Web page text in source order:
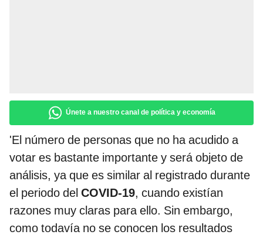
Únete a nuestro canal de política y economía
'El número de personas que no ha acudido a
votar es bastante importante y será objeto de
análisis, ya que es similar al registrado durante
el periodo del COVID-19, cuando existían
razones muy claras para ello. Sin embargo,
como todavía no se conocen los resultados